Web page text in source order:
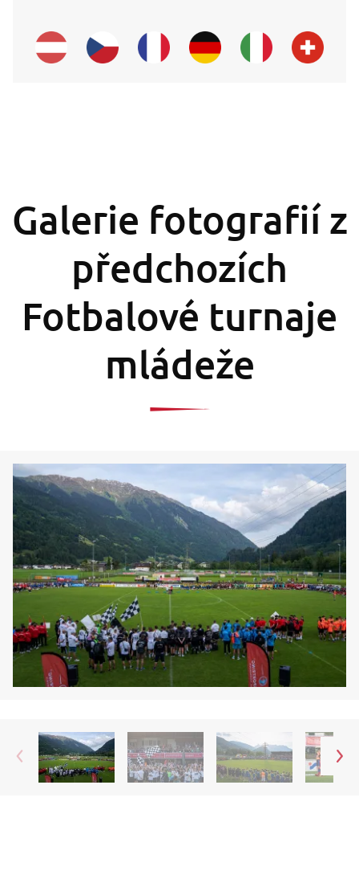
Galerie fotografií z
předchozích
Fotbalové turnaje
mládeže